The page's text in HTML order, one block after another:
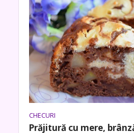
CHECURI
Prăjitură cu mere,